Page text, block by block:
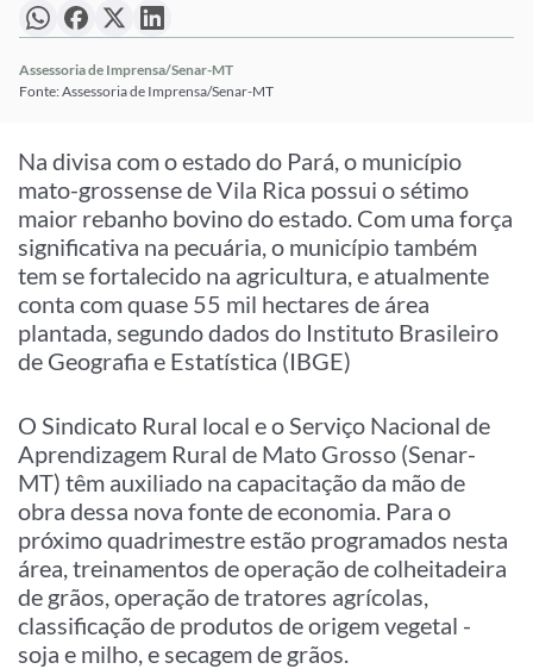
Assessoria de Imprensa/Senar-MT
Fonte: Assessoria de Imprensa/Senar-MT
Na divisa com o estado do Pará, o município
mato-grossense de Vila Rica possui o sétimo
maior rebanho bovino do estado. Com uma força
significativa na pecuária, o município também
tem se fortalecido na agricultura, e atualmente
conta com quase 55 mil hectares de área
plantada, segundo dados do Instituto Brasileiro
de Geografia e Estatística (IBGE)
O Sindicato Rural local e o Serviço Nacional de
Aprendizagem Rural de Mato Grosso (Senar-
MT) têm auxiliado na capacitação da mão de
obra dessa nova fonte de economia. Para o
próximo quadrimestre estão programados nesta
área, treinamentos de operação de colheitadeira
de grãos, operação de tratores agrícolas,
classificação de produtos de origem vegetal -
soja e milho, e secagem de grãos.